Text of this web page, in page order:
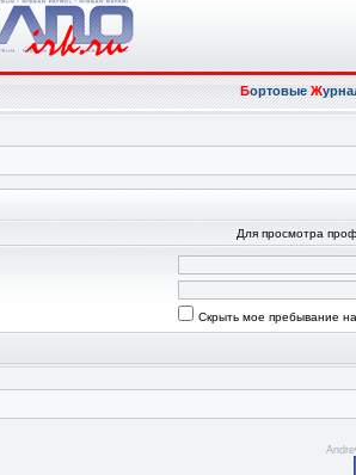
БортовыеЖ
Для просмотра
Скрыть мое пребывание